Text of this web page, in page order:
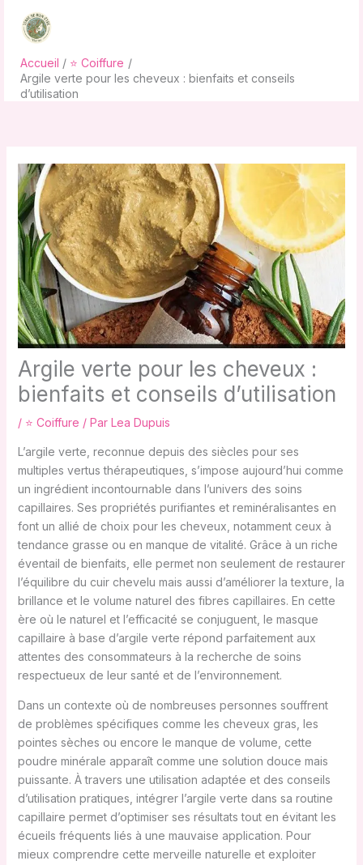
contenu
Accueil
⭐ Coiffure
Argile verte pour les cheveux : bienfaits et conseils
d’utilisation
Argile verte pour les cheveux :
bienfaits et conseils d’utilisation
/ ⭐ Coiffure / Par Lea Dupuis
L’argile verte, reconnue depuis des siècles pour ses
multiples vertus thérapeutiques, s’impose aujourd’hui comme
un ingrédient incontournable dans l’univers des soins
capillaires. Ses propriétés purifiantes et reminéralisantes en
font un allié de choix pour les cheveux, notamment ceux à
tendance grasse ou en manque de vitalité. Grâce à un riche
éventail de bienfaits, elle permet non seulement de restaurer
l’équilibre du cuir chevelu mais aussi d’améliorer la texture, la
brillance et le volume naturel des fibres capillaires. En cette
ère où le naturel et l’efficacité se conjuguent, le masque
capillaire à base d’argile verte répond parfaitement aux
attentes des consommateurs à la recherche de soins
respectueux de leur santé et de l’environnement.
Dans un contexte où de nombreuses personnes souffrent
de problèmes spécifiques comme les cheveux gras, les
pointes sèches ou encore le manque de volume, cette
poudre minérale apparaît comme une solution douce mais
puissante. À travers une utilisation adaptée et des conseils
d’utilisation pratiques, intégrer l’argile verte dans sa routine
capillaire permet d’optimiser ses résultats tout en évitant les
écueils fréquents liés à une mauvaise application. Pour
mieux comprendre cette merveille naturelle et exploiter